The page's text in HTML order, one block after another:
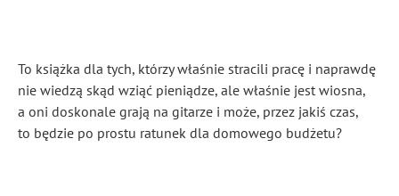
To książka dla tych, którzy właśnie stracili pracę i naprawdę
nie wiedzą skąd wziąć pieniądze, ale właśnie jest wiosna,
a oni doskonale grają na gitarze i może, przez jakiś czas,
to będzie po prostu ratunek dla domowego budżetu?